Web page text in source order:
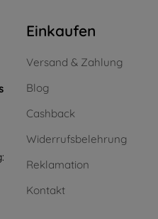
Einkaufen
Versand & Zahlung
Blog
Cashback
Widerrufsbelehrung
Reklamation
Kontakt